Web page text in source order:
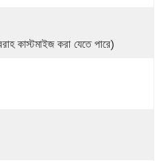
কাস্টমাইজ করা যেতে পারে)